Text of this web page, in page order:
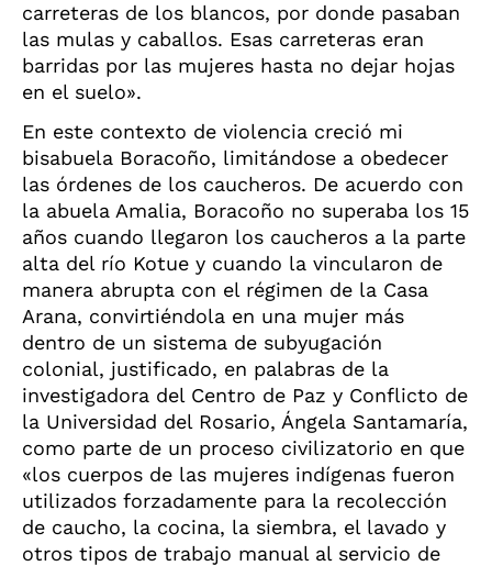
carreteras de los blancos, por donde pasaban
las mulas y caballos. Esas carreteras eran
barridas por las mujeres hasta no dejar hojas
en el suelo».
En este contexto de violencia creció mi
bisabuela Boracoño, limitándose a obedecer
las órdenes de los caucheros. De acuerdo con
la abuela Amalia, Boracoño no superaba los 15
años cuando llegaron los caucheros a la parte
alta del río Kotue y cuando la vincularon de
manera abrupta con el régimen de la Casa
Arana, convirtiéndola en una mujer más
dentro de un sistema de subyugación
colonial, justificado, en palabras de la
investigadora del Centro de Paz y Conflicto de
la Universidad del Rosario, Ángela Santamaría,
como parte de un proceso civilizatorio en que
«los cuerpos de las mujeres indígenas fueron
utilizados forzadamente para la recolección
de caucho, la cocina, la siembra, el lavado y
otros tipos de trabajo manual al servicio de